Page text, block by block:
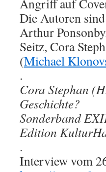
Die Autoren
Arthur
Seitz, Cora
(Michael
.
Cora Stephan
Geschichte?
Sonderband
Edition
.
Interview vom